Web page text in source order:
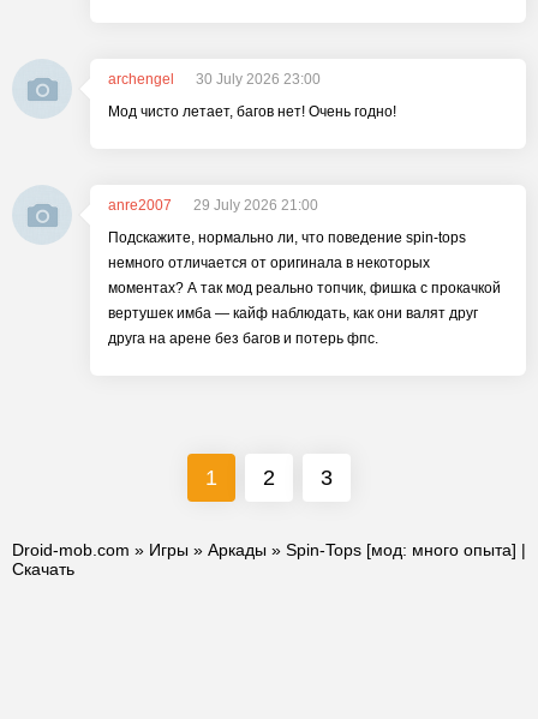
archengel
30 July 2026 23:00
Мод чисто летает, багов нет! Очень годно!
anre2007
29 July 2026 21:00
Подскажите, нормально ли, что поведение spin-tops
немного отличается от оригинала в некоторых
моментах? А так мод реально топчик, фишка с прокачкой
вертушек имба — кайф наблюдать, как они валят друг
друга на арене без багов и потерь фпс.
1 2 3
Droid-mob.com » Игры » Аркады » Spin-Tops [мод: много опыта] |
Скачать